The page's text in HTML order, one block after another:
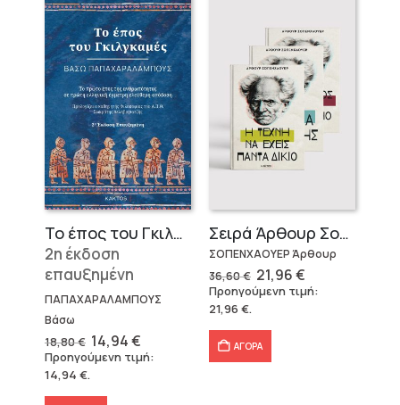
Το έπος του Γκιλγκαμές
2η έκδοση
επαυξημένη
ΠΑΠΑΧΑΡΑΛΑΜΠΟΥΣ
Βάσω
18,80€ Original
price
was:
18,80 €.
14,94€Η
τρέχουσα
τιμή
Προηγούμενη τιμή:
14,94 €.
Σειρά Άρθουρ Σοπενχάουερ (3 βιβλία)
ΣΟΠΕΝΧΑΟΥΕΡ Άρθουρ
36,60€ Original
price
was:
21,96€Η
τρέχουσα
τιμή
Προηγούμενη τιμή:
21,96 €.
ΑΓΟΡΑ